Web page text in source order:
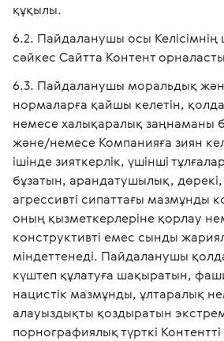
құқылы.
Пайдаланушы осы
сәйкес Сайтта Контент
Пайдаланушы моральдық
нормаларға қайшы келетін,
немесе халықаралық заңнаманы
және/немесе Компанияға зиян
ішінде зияткерлік, үшінші
бұзатын, арандатушылық,
агрессивті сипаттағы мазмұнды
оның қызметкерлеріне қорлау
конструктивті емес сынды
міндеттенеді. Пайдаланушы
күштеп құлатуға шақыратын,
нацистік мазмұнды, ұлтаралық
алауыздықты қоздыратын
порнографиялық түрткі